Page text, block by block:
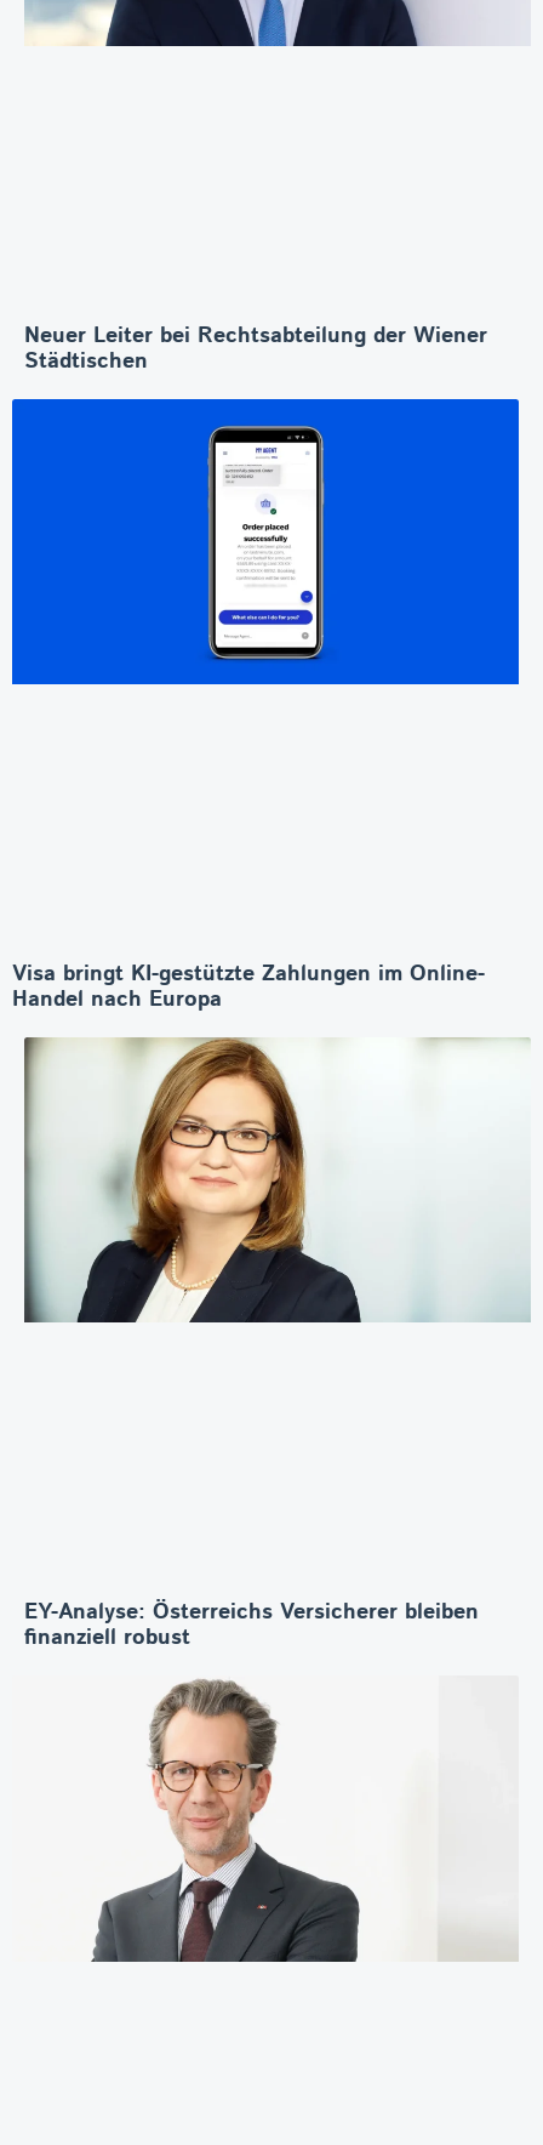
Neuer Leiter bei Rechtsabteilung der Wiener
Städtischen
Visa bringt KI-gestützte Zahlungen im Online-
Handel nach Europa
EY-Analyse: Österreichs Versicherer bleiben
finanziell robust